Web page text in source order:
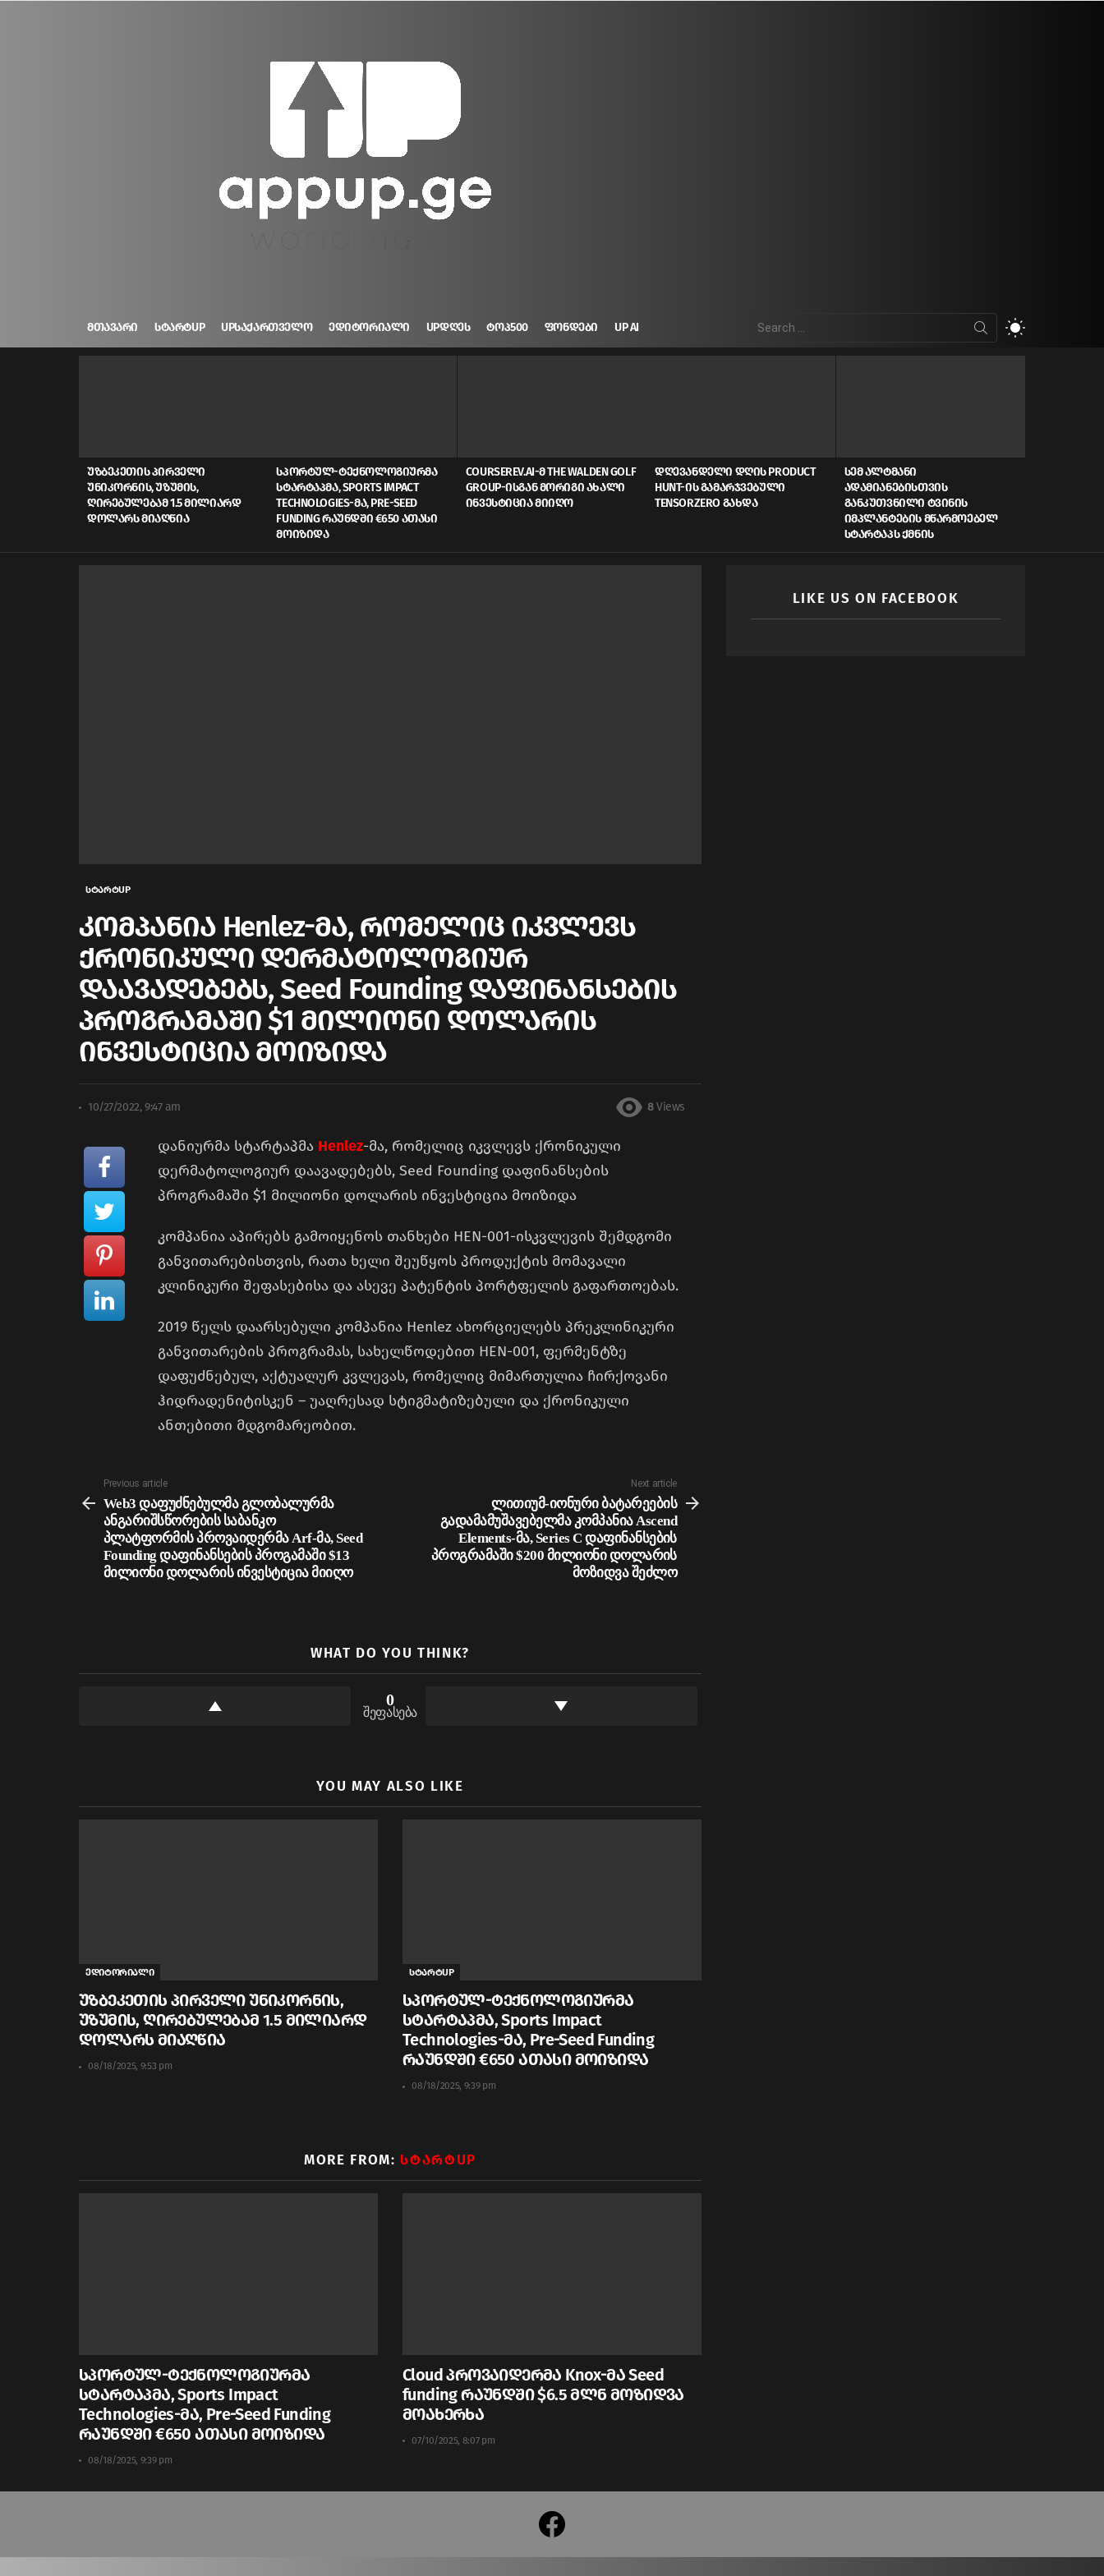
ᲛᲗᲐᲕᲐᲠᲘ ᲡᲢᲐᲠᲢUP UPᲡᲐᲥᲐᲠᲗᲕᲔᲚᲝ ᲔᲓᲘᲢᲝᲠᲘᲐᲚᲘ UPᲓᲦᲔᲡ ᲢᲝᲞ500 ᲤᲝᲜᲓᲔᲑᲘ UP AI
for:
ᲣᲖᲑᲔᲙᲔᲗᲘᲡ ᲞᲘᲠᲕᲔᲚᲘ
ᲣᲜᲘᲙᲝᲠᲜᲘᲡ, ᲣᲖᲣᲛᲘᲡ,
ᲦᲘᲠᲔᲑᲣᲚᲔᲑᲐᲛ 1.5 ᲛᲘᲚᲘᲐᲠᲓ
ᲓᲝᲚᲐᲠᲡ ᲛᲘᲐᲦᲬᲘᲐ
ᲡᲞᲝᲠᲢᲣᲚ-ᲢᲔᲥᲜᲝᲚᲝᲒᲘᲣᲠᲛᲐ
ᲡᲢᲐᲠᲢᲐᲞᲛᲐ, SPORTS IMPACT
TECHNOLOGIES-ᲛᲐ, PRE-SEED
FUNDING ᲠᲐᲣᲜᲓᲨᲘ €650 ᲐᲗᲐᲡᲘ
ᲛᲝᲘᲖᲘᲓᲐ
COURSEREV.AI-Მ THE WALDEN GOLF
GROUP-ᲘᲡᲒᲐᲜ ᲛᲝᲠᲘᲒᲘ ᲐᲮᲐᲚᲘ
ᲘᲜᲕᲔᲡᲢᲘᲪᲘᲐ ᲛᲘᲘᲦᲝ
ᲓᲦᲔᲕᲐᲜᲓᲔᲚᲘ ᲓᲦᲘᲡ PRODUCT
HUNT-ᲘᲡ ᲒᲐᲛᲐᲠᲯᲕᲔᲑᲣᲚᲘ
TENSORZERO ᲒᲐᲮᲓᲐ
ᲡᲔᲛ ᲐᲚᲢᲛᲐᲜᲘ
ᲐᲓᲐᲛᲘᲐᲜᲔᲑᲘᲡᲗᲕᲘᲡ
ᲒᲐᲜᲙᲣᲗᲕᲜᲘᲚᲘ ᲢᲕᲘᲜᲘᲡ
ᲘᲛᲞᲚᲐᲜᲢᲔᲑᲘᲡ ᲛᲬᲐᲠᲛᲝᲔᲑᲔᲚ
ᲡᲢᲐᲠᲢᲐᲞᲡ ᲥᲛᲜᲘᲡ
სტარტUP
კომპანია Henlez-მა, რომელიც იკვლევს
ქრონიკული დერმატოლოგიურ
დაავადებებს, Seed Founding დაფინანსების
პროგრამაში $1 მილიონი დოლარის
ინვესტიცია მოიზიდა
10/27/2022, 9:47 am 8 Views
დანიურმა სტარტაპმა Henlez-მა, რომელიც იკვლევს ქრონიკული
დერმატოლოგიურ დაავადებებს, Seed Founding დაფინანსების
პროგრამაში $1 მილიონი დოლარის ინვესტიცია მოიზიდა
კომპანია აპირებს გამოიყენოს თანხები HEN-001-ისკვლევის შემდგომი
განვითარებისთვის, რათა ხელი შეუწყოს პროდუქტის მომავალი
კლინიკური შეფასებისა და ასევე პატენტის პორტფელის გაფართოებას.
2019 წელს დაარსებული კომპანია Henlez ახორციელებს პრეკლინიკური
განვითარების პროგრამას, სახელწოდებით HEN-001, ფერმენტზე
დაფუძნებულ, აქტუალურ კვლევას, რომელიც მიმართულია ჩირქოვანი
ჰიდრადენიტისკენ – უაღრესად სტიგმატიზებული და ქრონიკული
ანთებითი მდგომარეობით.
more
Previous article
Web3 დაფუძნებულმა გლობალურმა
ანგარიშსწორების საბანკო
პლატფორმის პროვაიდერმა Arf-მა, Seed
Founding დაფინანსების პროგამაში $13
მილიონი დოლარის ინვესტიცია მიიღო
Next article
ლითიუმ-იონური ბატარეების
გადამამუშავებელმა კომპანია Ascend
Elements-მა, Series C დაფინანსების
პროგრამაში $200 მილიონი დოლარის
მოზიდვა შეძლო
WHAT DO YOU THINK?
0
შეფასება
YOU MAY ALSO LIKE
ედიტორიალი
უზბეკეთის პირველი უნიკორნის,
უზუმის, ღირებულებამ 1.5 მილიარდ
დოლარს მიაღწია
08/18/2025, 9:53 pm
სტარტUP
სპორტულ-ტექნოლოგიურმა
სტარტაპმა, Sports Impact
Technologies-მა, Pre-Seed Funding
რაუნდში €650 ათასი მოიზიდა
08/18/2025, 9:39 pm
MORE FROM: ᲡᲢᲐᲠᲢUP
სპორტულ-ტექნოლოგიურმა
სტარტაპმა, Sports Impact
Technologies-მა, Pre-Seed Funding
რაუნდში €650 ათასი მოიზიდა
08/18/2025, 9:39 pm
Cloud პროვაიდერმა Knox-მა Seed
funding რაუნდში $6.5 მლნ მოზიდვა
მოახერხა
07/10/2025, 8:07 pm
LIKE US ON FACEBOOK
facebook